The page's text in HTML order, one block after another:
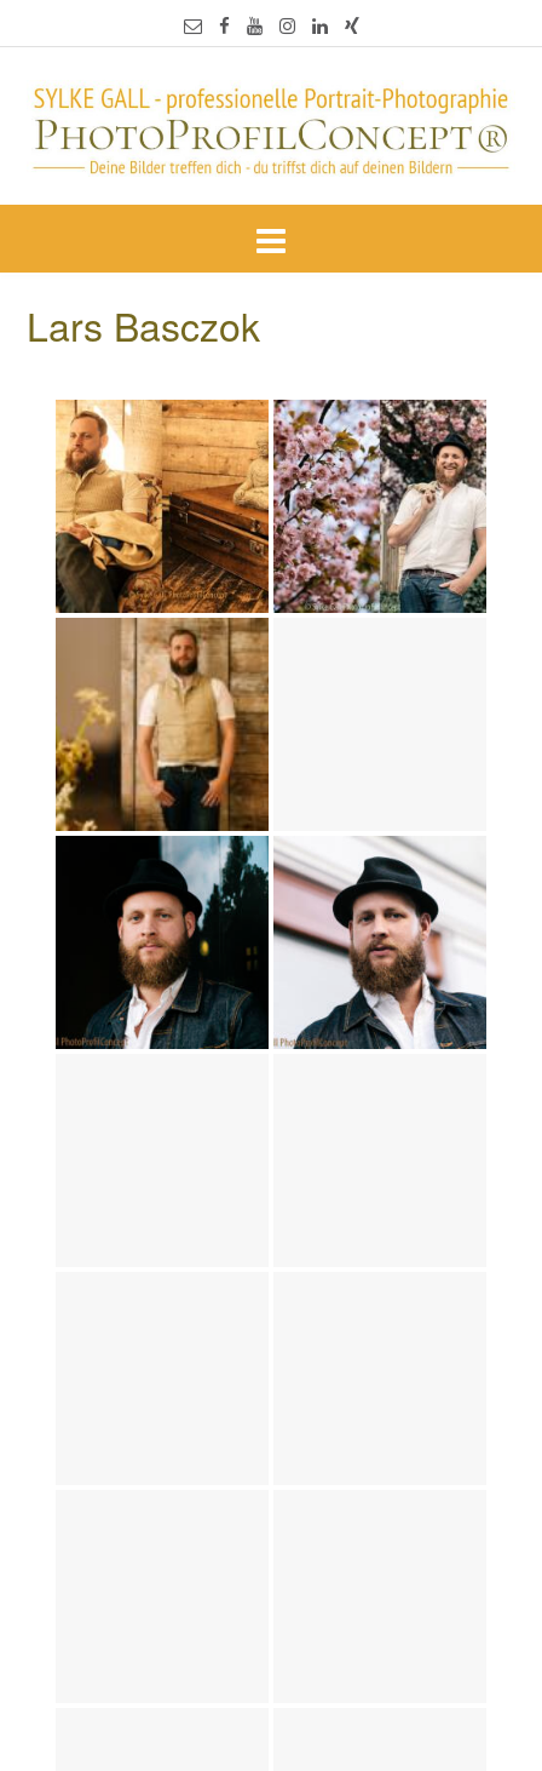
Lars Basczok